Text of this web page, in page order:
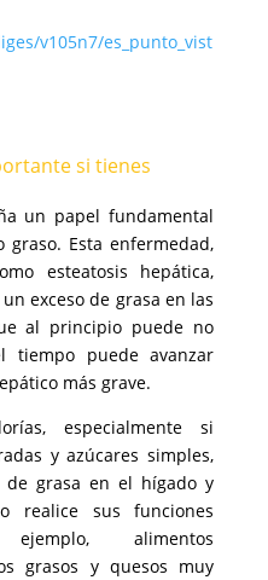
v105n7/es_punto_vist
si tienes
un papel fundamental
Esta enfermedad,
esteatosis hepática,
exceso de grasa en las
al principio puede no
tiempo puede avanzar
más grave.
especialmente si
y azúcares simples,
de grasa en el hígado y
realice sus funciones
alimentos
grasos y quesos muy